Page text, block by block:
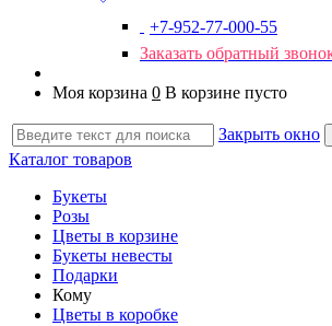
+7-952-77-000-55
Заказать обратный
Моя корзина 0 В корзине пусто
Закрыть окно
Каталог товаров
Букеты
Розы
Цветы в корзине
Букеты невесты
Подарки
Кому
Цветы в коробке